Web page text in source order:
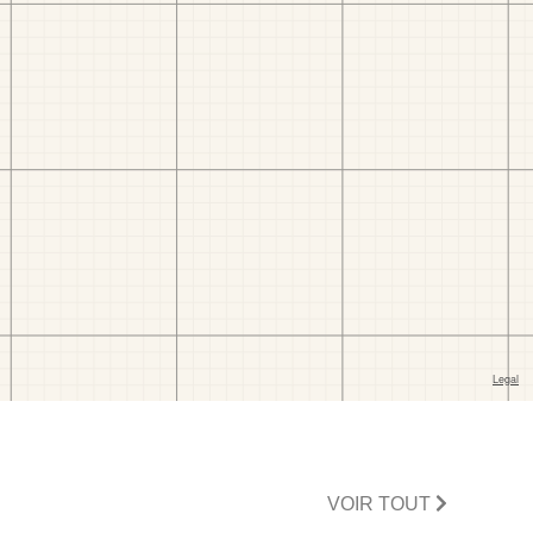
VOIR TOUT